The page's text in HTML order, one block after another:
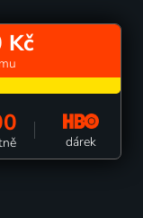
Kč
dárek